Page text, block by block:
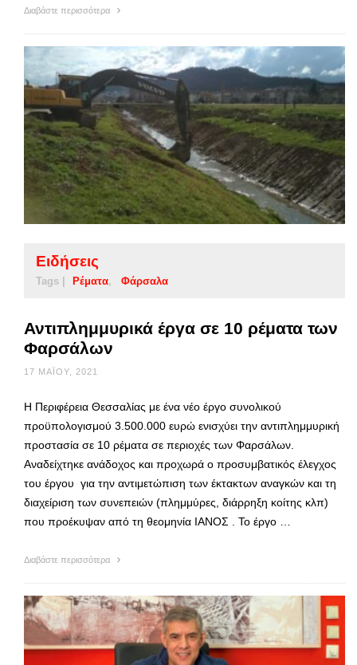
Διαβάστε περισσότερα
Ειδήσεις
Tags | Ρέματα Φάρσαλα
Αντιπλημμυρικά έργα σε 10 ρέματα των
Φαρσάλων
17 ΜΑΪ́ΟΥ, 2021
Η Περιφέρεια Θεσσαλίας με ένα νέο έργο συνολικού
προϋπολογισμού 3.500.000 ευρώ ενισχύει την αντιπλημμυρική
προστασία σε 10 ρέματα σε περιοχές των Φαρσάλων.
Αναδείχτηκε ανάδοχος και προχωρά ο προσυμβατικός έλεγχος
του έργου για την αντιμετώπιση των έκτακτων αναγκών και τη
διαχείριση των συνεπειών (πλημμύρες, διάρρηξη κοίτης κλπ)
που προέκυψαν από τη θεομηνία ΙΑΝΟΣ . Το έργο …
Διαβάστε περισσότερα